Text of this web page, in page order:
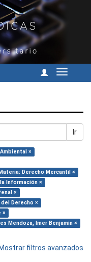
Cambiar
Ir
×
Derecho Mercantil ×
Información ×
×
Derecho ×
×
Mendoza, Imer Benjamín ×
Mostrar filtros avanzados